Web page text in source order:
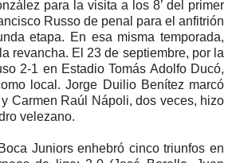
para la visita a los 8’ del primer
Russo de penal para el anfitrión
etapa. En esa misma temporada,
revancha. El 23 de septiembre, por la
2-1 en Estadio Tomás Adolfo Ducó,
local. Jorge Duilio Benítez marcó
Carmen Raúl Nápoli, dos veces, hizo
velezano.
Juniors enhebró cinco triunfos en